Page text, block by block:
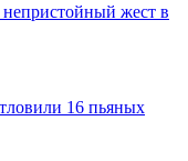
непристойный жест в
16 пьяных